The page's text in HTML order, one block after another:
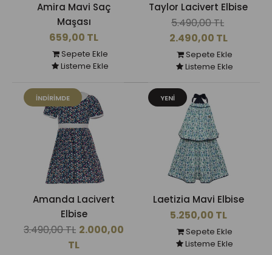
Amira Mavi Saç
Maşası
659,00 TL
Sepete Ekle
Listeme Ekle
Taylor Lacivert Elbise
5.490,00 TL
2.490,00 TL
Sepete Ekle
Listeme Ekle
İNDIRIMDE
Amanda Lacivert
Elbise
3.490,00 TL 2.000,00
TL
YENI
Laetizia Mavi Elbise
5.250,00 TL
Sepete Ekle
Listeme Ekle